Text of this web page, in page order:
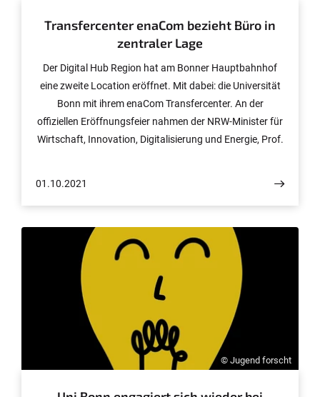
Transfercenter enaCom bezieht Büro in
zentraler Lage
Der Digital Hub Region hat am Bonner Hauptbahnhof
eine zweite Location eröffnet. Mit dabei: die Universität
Bonn mit ihrem enaCom Transfercenter. An der
offiziellen Eröffnungsfeier nahmen der NRW-Minister für
Wirtschaft, Innovation, Digitalisierung und Energie, Prof.
01.10.2021
© Jugend forscht